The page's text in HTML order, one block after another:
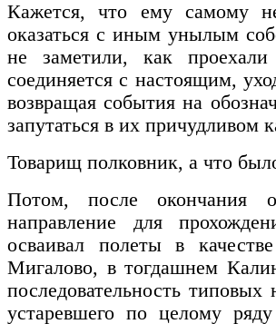
Кажется, что ему самому
оказаться с иным унылым
не заметили, как
соединяется с настоящим,
возвращая события на
запутаться в их причудливом
Товарищ полковник, а что
Потом, после окончания
направление для
осваивал полеты в
Мигалово, в тогдашнем
последовательность
устаревшего по целому